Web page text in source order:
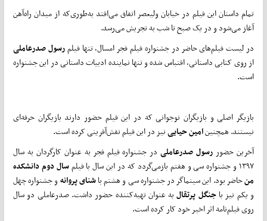
تمام داستان این فیلم در خیابان ولیعصر اتفاق می‌افتد به‌طوری‌که از میدان راه‌آهن
آغاز می‌شود و در یک صبح تا شب به تجریش می‌رسد.
در لیست فیلم‌های حاضر در جشنواره فیلم فجر امسال، تنها فیلمرسول صدرعاملی
از روی کتابی داستانی، اقتباس شده و تنها نماینده ادبیات داستانی در این جشنواره
است.
بازیگر اصلی و بازیگران نوجوانی که در این فیلم حضور دارند بازیگران حرفه‌ای
نیستند. همچنینامین حیایینیز در این فیلم نقش‌آفرینی کرده است.
آخرین حضور رسول صدرعاملیدر جشنواره فیلم فجر به عنوان کارگردان به سال
۱۳۹۷ و جشنواره سی‌ و هفتم بازمی‌گردد که در این سال با فیلم
سال دوم دانشکده
منحاضر بود. این سینماگر در جشنواره سی‌ و ‌هشتم باشنای پروانهو جشنواره چهل
‌و یکم نیز با جنگل پرتقالبه عنوان تهیه‌کننده حضور داشت. صدرعاملی دو سال
روی فیلم‌نامه اثر اخیر خود کار کرده است.